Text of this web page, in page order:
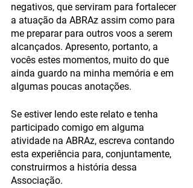
negativos, que serviram para fortalecer
a atuação da ABRAz assim como para
me preparar para outros voos a serem
alcançados. Apresento, portanto, a
vocês estes momentos, muito do que
ainda guardo na minha memória e em
algumas poucas anotações.
Se estiver lendo este relato e tenha
participado comigo em alguma
atividade na ABRAz, escreva contando
esta experiência para, conjuntamente,
construirmos a história dessa
Associação.